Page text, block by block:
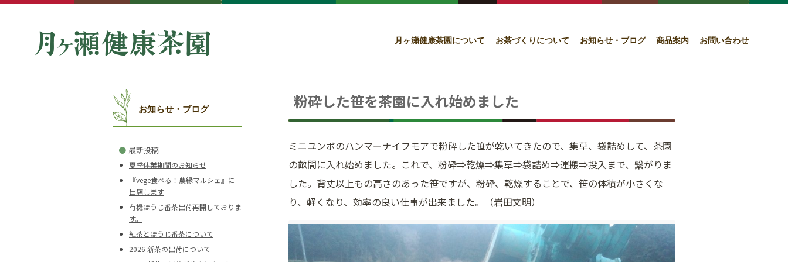
月ヶ瀬健康茶園について お茶づくりについて お知らせ・ブログ 商品案内 お問い合わせ
お知らせ・ブログ
● 最新投稿
夏季休業期間のお知らせ
『vege食べる！農縁マルシェ』に
出店します
有機ほうじ番茶出荷再開しておりま
す。
紅茶とほうじ番茶について
2026 新茶の出荷について
粉砕した笹を茶園に入れ始めました
ミニユンボのハンマーナイフモアで粉砕した笹が乾いてきたので、集草、袋詰めして、茶園
の畝間に入れ始めました。これで、粉砕⇒乾燥⇒集草⇒袋詰め⇒運搬⇒投入まで、繋がりま
した。背丈以上もの高さのあった笹ですが、粉砕、乾燥することで、笹の体積が小さくな
り、軽くなり、効率の良い仕事が出来ました。（岩田文明）